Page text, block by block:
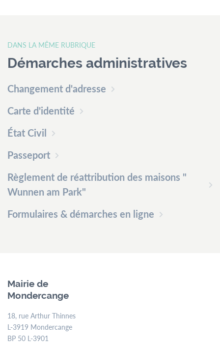
Conditions d'utilisations Politique de confidentialité
DANS LA MÊME RUBRIQUE
Démarches administratives
Changement d'adresse
Carte d'identité
État Civil
Passeport
Règlement de réattribution des maisons "
Wunnen am Park"
Formulaires & démarches en ligne
Mairie de
Mondercange
18, rue Arthur Thinnes
L-3919 Mondercange
BP 50 L-3901